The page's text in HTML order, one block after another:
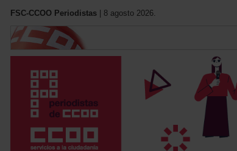
FSC-CCOO Periodistas | 8 agosto 2026.